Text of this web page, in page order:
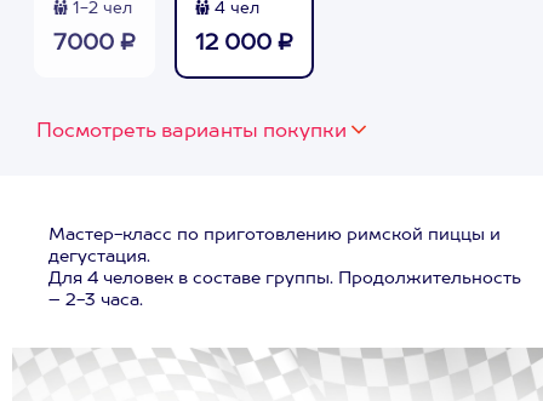
1-2 чел
7000 ₽
4 чел
12 000 ₽
Посмотреть варианты покупки
Мастер-класс по приготовлению римской пиццы и
дегустация.
Для 4 человек в составе группы. Продолжительность
– 2-3 часа.